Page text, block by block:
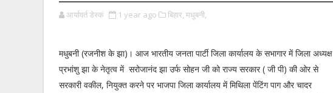
आर्यावर्त डेस्क 1 year ago बिहार, मधुबनी,
मधुबनी (रजनीश के झा)। आज भारतीय जनता पार्टी जिला कार्यालय के सभागार में जिला अध्यक्ष
प्रभांशु झा के नेतृत्व में सरोजानंद झा उर्फ सोहन जी को राज्य सरकार ( जी पी) की ओर से
सरकारी वकील, नियुक्त करने पर भाजपा जिला कार्यालय में मिथिला पेंटिंग पाग और चादर